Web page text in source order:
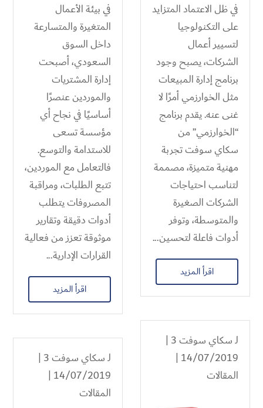
في ظل الاعتماد المتزايد
على التكنولوجيا
لتسيير أعمال
الشركات، يصبح وجود
برنامج إدارة المبيعات
مثل الخوارزمي أمرًا لا
غنى عنه. يقدم برنامج
“الخوارزمي” من
سكاي سوفت تجربة
مهنية متميزة، مصممة
لتناسب احتياجات
الشركات الصغيرة
والمتوسطة، وتوفر
أدوات فاعلة لتحسين...
اقرأ المزيد
في بيئة الأعمال
المتغيرة والمتسارعة
داخل السوق
السعودي، أصبحت
إدارة المشتريات
والموردين عنصرًا
أساسيًا في نجاح أي
مؤسسة تسعى
للاستدامة والتوسع.
فالتعامل مع الموردين،
تتبع الطلبات، ومراقبة
المصروفات يتطلب
أدوات دقيقة وتقارير
موثوقة تعزز من فعالية
القرارات الإدارية...
اقرأ المزيد
لـسكاي سوفت 3
|
14/07/2019 |
المقالات
لـسكاي سوفت 3
|
14/07/2019 |
المقالات